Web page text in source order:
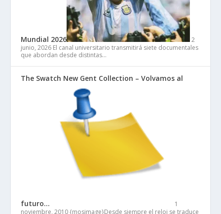
Mundial 2026
2
junio, 2026 El canal universitario transmitirá siete documentales
que abordan desde distintas…
The Swatch New Gent Collection – Volvamos al
futuro…
1
noviembre, 2010 {mosimage}Desde siempre el reloj se traduce